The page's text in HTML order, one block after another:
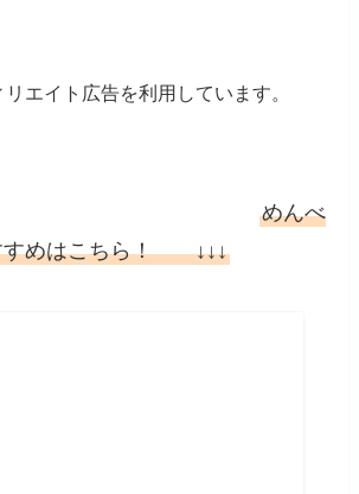
エイト広告を利用しています。
めんべ
すめはこちら！ ↓↓↓